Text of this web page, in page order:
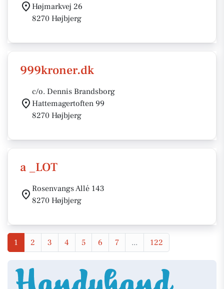
Højmarkvej 26
8270 Højbjerg
999kroner.dk
c/o. Dennis Brandsborg
Hattemagertoften 99
8270 Højbjerg
a _LOT
Rosenvangs Allé 143
8270 Højbjerg
1 2 3 4 5 6 7 ... 122